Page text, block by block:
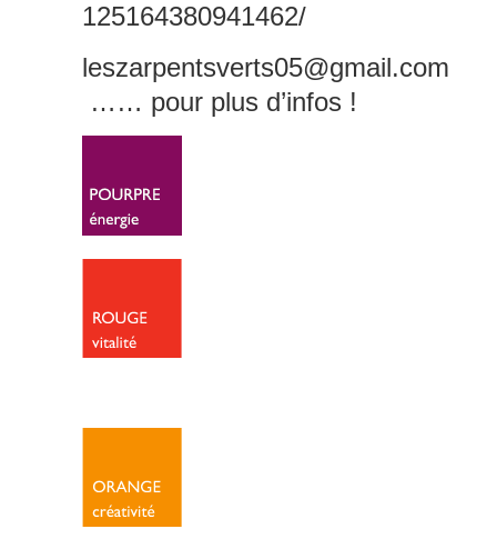
125164380941462/
leszarpentsverts05@gmail.com
…… pour plus d’infos !